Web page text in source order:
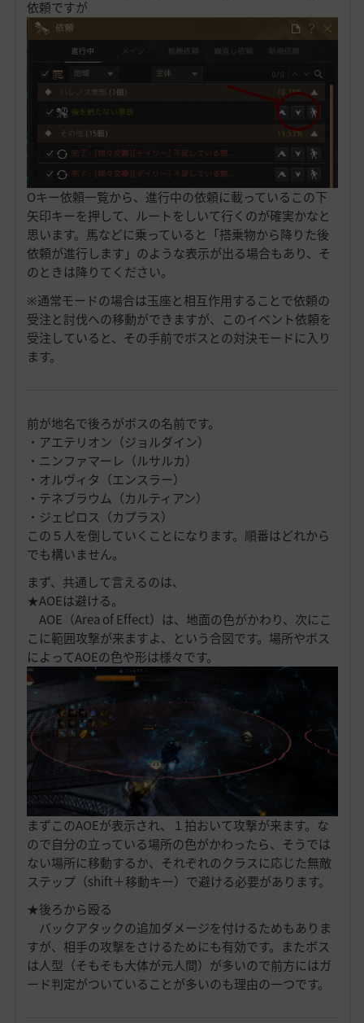
依頼ですが
Oキー依頼一覧から、進行中の依頼に載っているこの下
矢印キーを押して、ルートをしいて行くのが確実かなと
思います。馬などに乗っていると「搭乗物から降りた後
依頼が進行します」のような表示が出る場合もあり、そ
のときは降りてください。
※通常モードの場合は玉座と相互作用することで依頼の
受注と討伐への移動ができますが、このイベント依頼を
受注していると、その手前でボスとの対決モードに入り
ます。
前が地名で後ろがボスの名前です。
・アエテリオン（ジョルダイン）
・ニンファマーレ（ルサルカ）
・オルヴィタ（エンスラー）
・テネブラウム（カルティアン）
・ジェピロス（カプラス）
この５人を倒していくことになります。順番はどれから
でも構いません。
まず、共通して言えるのは、
★AOEは避ける。
AOE（Area of Effect）は、地面の色がかわり、次にこ
こに範囲攻撃が来ますよ、という合図です。場所やボス
によってAOEの色や形は様々です。
まずこのAOEが表示され、１拍おいて攻撃が来ます。な
ので自分の立っている場所の色がかわったら、そうでは
ない場所に移動するか、それぞれのクラスに応じた無敵
ステップ（shift＋移動キー）で避ける必要があります。
★後ろから殴る
バックアタックの追加ダメージを付けるためもありま
すが、相手の攻撃をさけるためにも有効です。またボス
は人型（そもそも大体が元人間）が多いので前方にはガ
ード判定がついていることが多いのも理由の一つです。